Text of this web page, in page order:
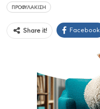
ΠΡΟΦΥΛΆΚΙΣΗ
Share it! Facebook